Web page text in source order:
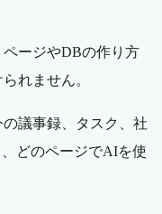
ージやDBの作り方
れません。
議事録、タスク、社
どのページでAIを使